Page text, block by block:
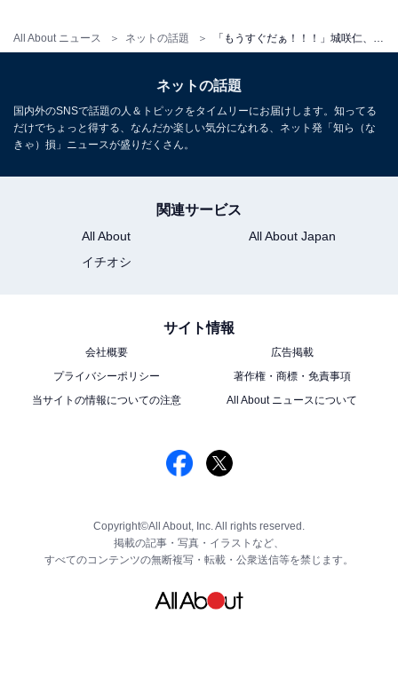
All About ニュース ネットの話題
ネットの話題
国内外のSNSで話題の人＆トピックをタイムリーにお届けします。知ってる
だけでちょっと得する、なんだか楽しい気分になれる、ネット発「知ら（な
きゃ）損」ニュースが盛りだくさん。
関連サービス
All About
All About Japan
イチオシ
サイト情報
会社概要
広告掲載
プライバシーポリシー
著作権・商標・免責事項
当サイトの情報についての注意
All About ニュースについて
Copyright©All About, Inc. All rights reserved.
掲載の記事・写真・イラストなど、
すべてのコンテンツの無断複写・転載・公衆送信等を禁じます。